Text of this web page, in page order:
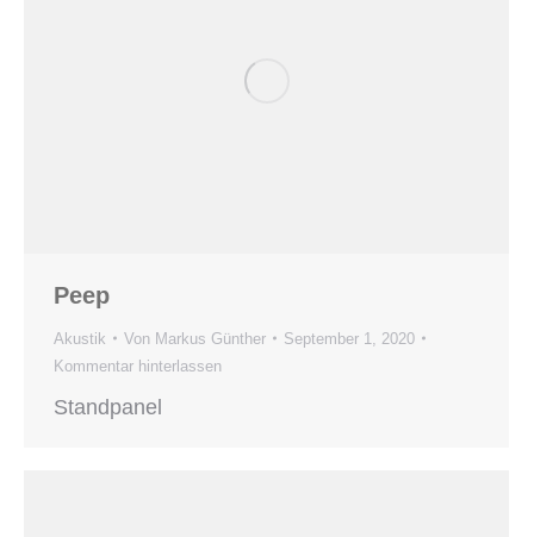
Peep
Akustik Von Markus Günther
September 1, 2020
Kommentar hinterlassen
Standpanel